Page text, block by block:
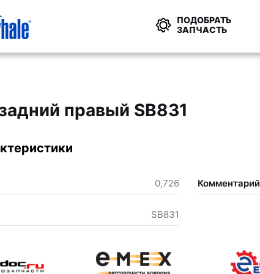
ПОДОБРАТЬ
ЗАПЧАСТЬ
правый SB831
0,726 Комментарий
SB831